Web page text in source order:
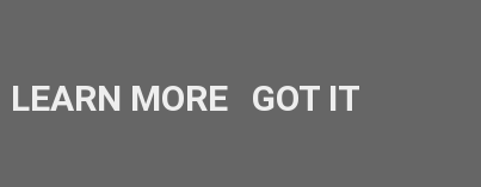
LEARN MORE GOT IT